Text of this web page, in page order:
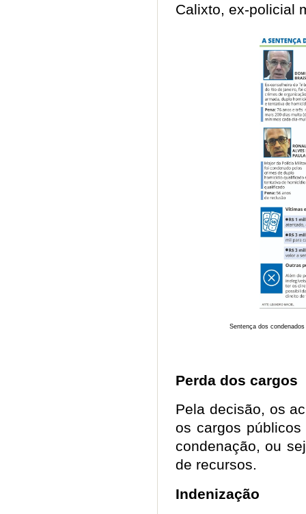
Calixto, ex-policial
Sentença dos
Perda dos cargos
Pela decisão, os
os cargos
condenação, ou
de recursos.
Indenização